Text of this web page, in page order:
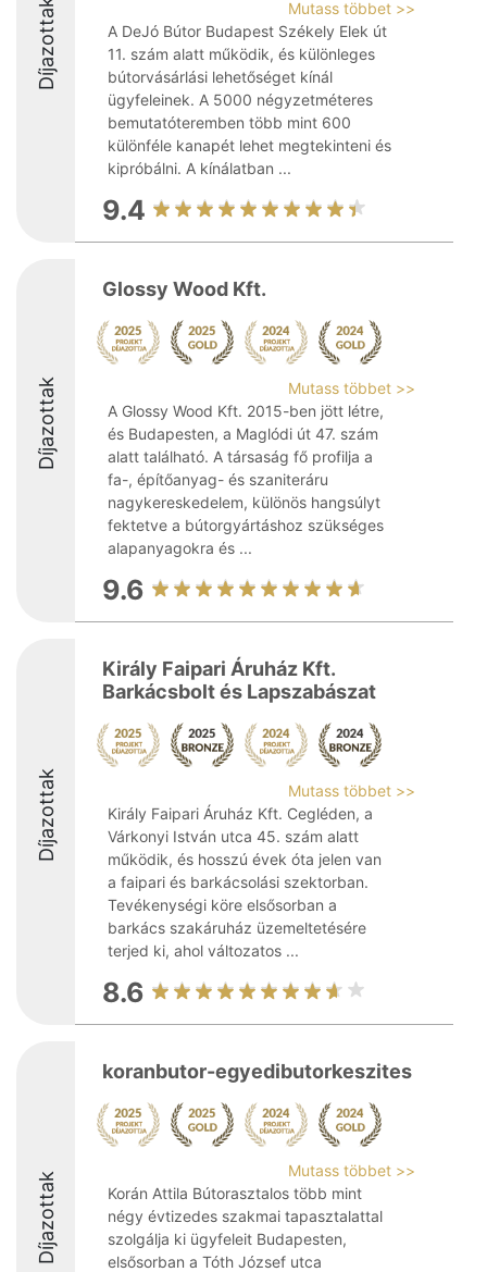
Díjazottak
Mutass többet >>
A DeJó Bútor Budapest Székely Elek út
11. szám alatt működik, és különleges
bútorvásárlási lehetőséget kínál
ügyfeleinek. A 5000 négyzetméteres
bemutatóteremben több mint 600
különféle kanapét lehet megtekinteni és
kipróbálni. A kínálatban ...
9.4
Díjazottak
Glossy Wood Kft.
Mutass többet >>
A Glossy Wood Kft. 2015-ben jött létre,
és Budapesten, a Maglódi út 47. szám
alatt található. A társaság fő profilja a
fa-, építőanyag- és szaniteráru
nagykereskedelem, különös hangsúlyt
fektetve a bútorgyártáshoz szükséges
alapanyagokra és ...
9.6
Díjazottak
Király Faipari Áruház Kft.
Barkácsbolt és Lapszabászat
Mutass többet >>
Király Faipari Áruház Kft. Cegléden, a
Várkonyi István utca 45. szám alatt
működik, és hosszú évek óta jelen van
a faipari és barkácsolási szektorban.
Tevékenységi köre elsősorban a
barkács szakáruház üzemeltetésére
terjed ki, ahol változatos ...
8.6
Díjazottak
koranbutor-egyedibutorkeszites
Mutass többet >>
Korán Attila Bútorasztalos több mint
négy évtizedes szakmai tapasztalattal
szolgálja ki ügyfeleit Budapesten,
elsősorban a Tóth József utca